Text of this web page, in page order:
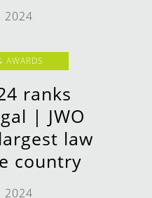
2024
AWARDS
ranks
| JWO
law
country
2024